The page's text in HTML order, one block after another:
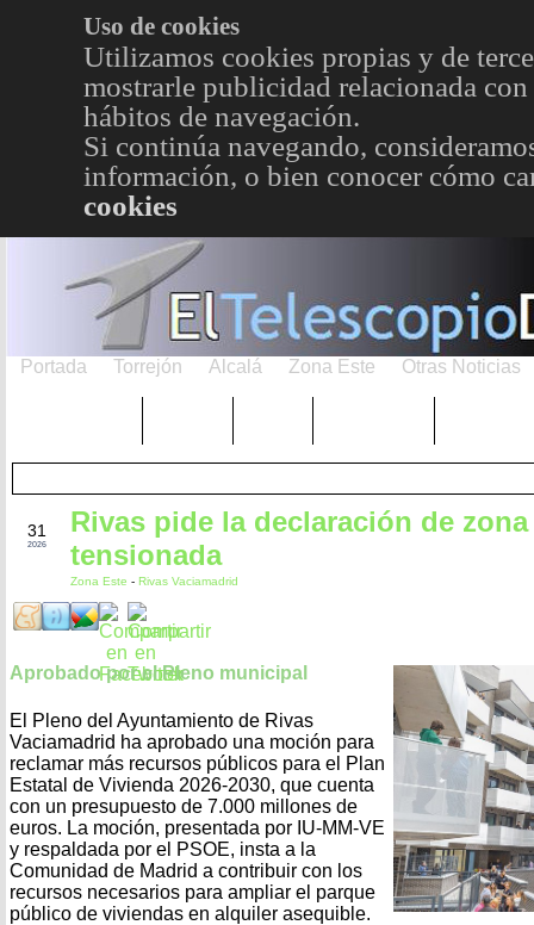
Uso de cookies
Utilizamos cookies propias y de
mostrarle publicidad relacionada
hábitos de navegación.
Si continúa navegando,
información, o bien conocer cómo
cookies
Portada Torrejón Alcalá Zona Este Otras Noticias
31
2026
Rivas pide la declaración de zona
tensionada
Zona Este - Rivas Vaciamadrid
Aprobado por el Pleno municipal
El Pleno del Ayuntamiento de Rivas
Vaciamadrid ha aprobado una moción para
reclamar más recursos públicos para el Plan
Estatal de Vivienda 2026-2030, que cuenta
con un presupuesto de 7.000 millones de
euros. La moción, presentada por IU-MM-VE
y respaldada por el PSOE, insta a la
Comunidad de Madrid a contribuir con los
recursos necesarios para ampliar el parque
público de viviendas en alquiler asequible.